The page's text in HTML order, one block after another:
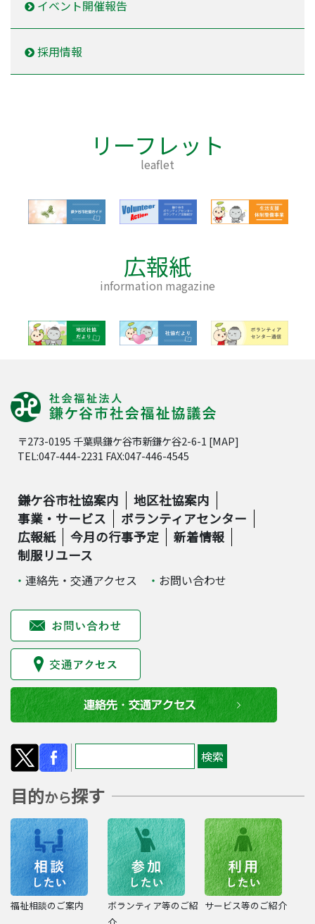
イベント開催報告
採用情報
リーフレット
leaflet
広報紙
information magazine
〒273-0195 千葉県鎌ケ谷市新鎌ケ谷2-6-1 [MAP]
TEL:047-444-2231 FAX:047-446-4545
鎌ケ谷市社協案内
地区社協案内
事業・サービス
ボランティアセンター
広報紙
今月の行事予定
新着情報
制服リユース
連絡先・交通アクセス お問い合わせ
目的から探す
福祉相談のご案内
ボランティア等のご紹 サービス等のご紹介